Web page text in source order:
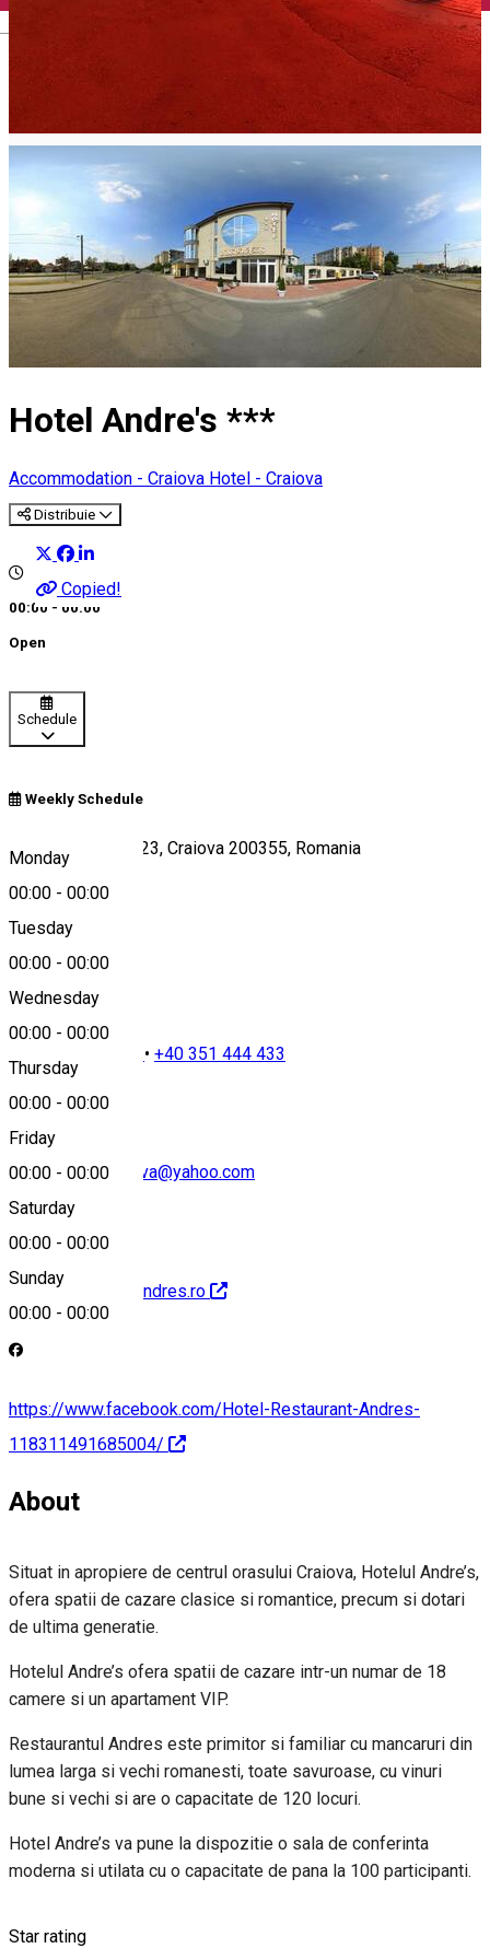
Hotel Andre's ***
Accommodation - Craiova Hotel - Craiova
Distribuie
Copied!
00:00 - 00:00
Open
Schedule
Weekly Schedule
Monday
00:00 - 00:00
Tuesday
00:00 - 00:00
Wednesday
00:00 - 00:00
Thursday
00:00 - 00:00
Friday
00:00 - 00:00
Saturday
00:00 - 00:00
Sunday
00:00 - 00:00
Bulevardul 1 Mai 23, Craiova 200355, Romania
Map
• +40 351 444 433
andreshotel.craiova@yahoo.com
http://www.hotelandres.ro
https://www.facebook.com/Hotel-Restaurant-Andres-
118311491685004/
About
Situat in apropiere de centrul orasului Craiova, Hotelul Andre’s,
ofera spatii de cazare clasice si romantice, precum si dotari
de ultima generatie.
Hotelul Andre’s ofera spatii de cazare intr-un numar de 18
camere si un apartament VIP.
Restaurantul Andres este primitor si familiar cu mancaruri din
lumea larga si vechi romanesti, toate savuroase, cu vinuri
bune si vechi si are o capacitate de 120 locuri.
Hotel Andre’s va pune la dispozitie o sala de conferinta
moderna si utilata cu o capacitate de pana la 100 participanti.
Star rating